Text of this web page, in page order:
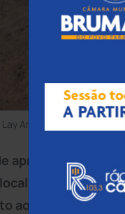
Lay Amorim/Brumado
há 8.000 m²
ao Cidadão